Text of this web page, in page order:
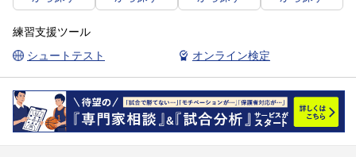
練習支援ツール
シュートテスト
オンライン検定